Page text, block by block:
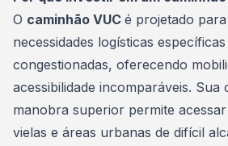
O caminhão VUC é projetado
necessidades logísticas
congestionadas, oferecendo
acessibilidade incomparáveis. Sua
manobra superior permite
vielas e áreas urbanas de difícil